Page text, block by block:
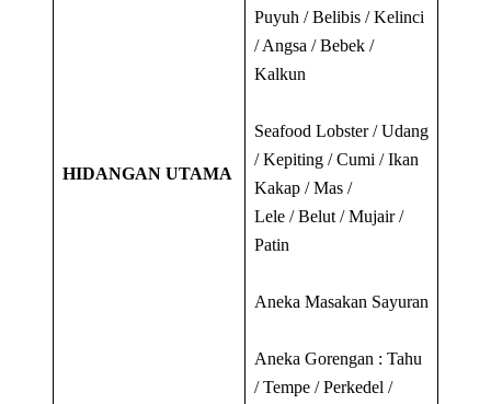
HIDANGAN UTAMA
Puyuh / Belibis / Kelinci
/ Angsa / Bebek /
Kalkun
Seafood Lobster / Udang
/ Kepiting / Cumi / Ikan
Kakap / Mas /
Lele / Belut / Mujair /
Patin
Aneka Masakan Sayuran
Aneka Gorengan : Tahu
/ Tempe / Perkedel /